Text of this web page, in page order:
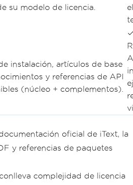
su modelo de licencia.
instalación, artículos de base
y referencias de API
(núcleo + complementos).
oficial de iText, la
y referencias de paquetes
complejidad de licencia